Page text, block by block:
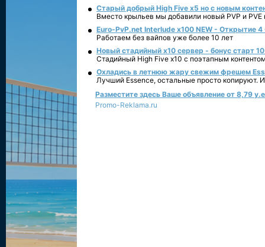
Старый добрый High Five x5 но с новым
Вместо крыльев мы добавили новый PVP и PVE
Euro-PvP.net Interlude х100 NEW - Открытие 4
Работаем без вайпов уже более 10 лет
Новый стадийный х10 сервер - бонус старт
Стадийный High Five x10 с поэтапным
Охладись в летнюю жару свежим фрешем
Лучший Essence, остальные просто копируют.
Разместите здесь Ваше объявление от 8,79
Promo-Reklama.ru